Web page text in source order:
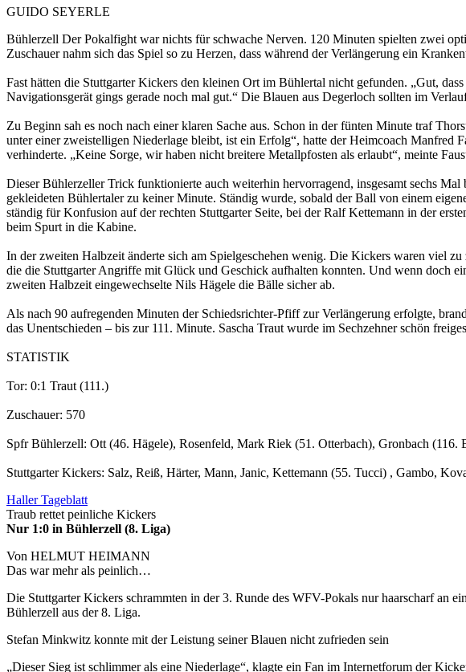
GUIDO SEYERLE
Bühlerzell Der Pokalfight war nichts für schwache Nerven. 120 Minuten spielten zwei
Zuschauer nahm sich das Spiel so zu Herzen, dass während der Verlängerung ein
Fast hätten die Stuttgarter Kickers den kleinen Ort im Bühlertal nicht gefunden. „Gut,
Navigationsgerät gings gerade noch mal gut.“ Die Blauen aus Degerloch sollten im
Zu Beginn sah es noch nach einer klaren Sache aus. Schon in der fünten Minute traf
unter einer zweistelligen Niederlage bleibt, ist ein Erfolg“, hatte der Heimcoach
verhinderte. „Keine Sorge, wir haben nicht breitere Metallpfosten als erlaubt“, meinte
Dieser Bühlerzeller Trick funktionierte auch weiterhin hervorragend, insgesamt sechs
gekleideten Bühlertaler zu keiner Minute. Ständig wurde, sobald der Ball von einem
ständig für Konfusion auf der rechten Stuttgarter Seite, bei der Ralf Kettemann in der
beim Spurt in die Kabine.
In der zweiten Halbzeit änderte sich am Spielgeschehen wenig. Die Kickers waren viel
die die Stuttgarter Angriffe mit Glück und Geschick aufhalten konnten. Und wenn doch
zweiten Halbzeit eingewechselte Nils Hägele die Bälle sicher ab.
Als nach 90 aufregenden Minuten der Schiedsrichter-Pfiff zur Verlängerung erfolgte,
das Unentschieden – bis zur 111. Minute. Sascha Traut wurde im Sechzehner schön
STATISTIK
Tor: 0:1 Traut (111.)
Zuschauer: 570
Spfr Bühlerzell: Ott (46. Hägele), Rosenfeld, Mark Riek (51. Otterbach), Gronbach
Stuttgarter Kickers: Salz, Reiß, Härter, Mann, Janic, Kettemann (55. Tucci) , Gambo,
Haller Tageblatt
Traub rettet peinliche Kickers
Nur 1:0 in Bühlerzell (8. Liga)
Von HELMUT HEIMANN
Das war mehr als peinlich…
Die Stuttgarter Kickers schrammten in der 3. Runde des WFV-Pokals nur haarscharf an
Bühlerzell aus der 8. Liga.
Stefan Minkwitz konnte mit der Leistung seiner Blauen nicht zufrieden sein
„Dieser Sieg ist schlimmer als eine Niederlage“, klagte ein Fan im Internetforum der